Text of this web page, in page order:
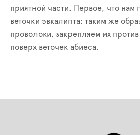
приятной части. Первое, что нам
веточки эвкалипта: таким же
проволоки, закрепляем их
поверх веточек абиеса.